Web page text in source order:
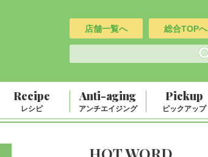
店舗一覧へ 総合TOPへ
Recipe
レシピ
Anti-aging
アンチエイジング
Pickup
ピックアップ